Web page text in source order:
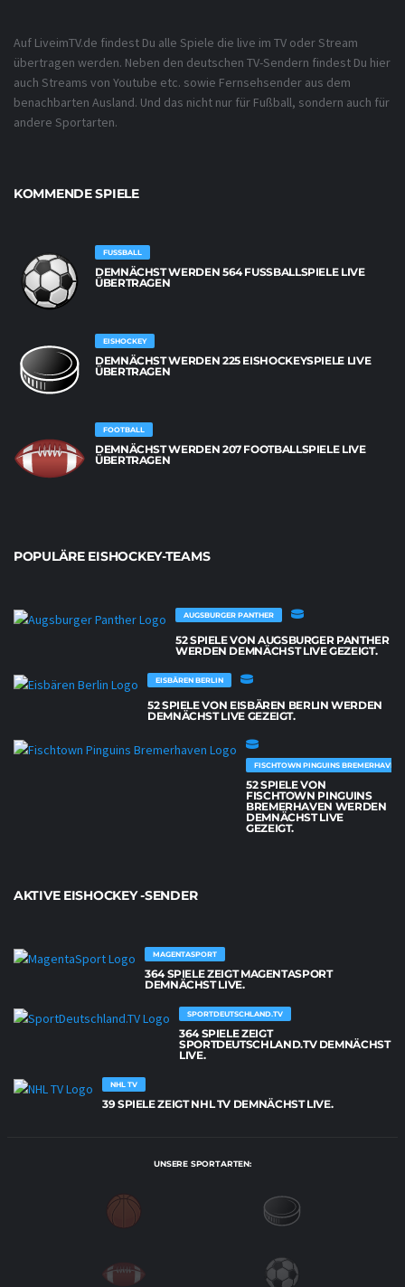
Auf LiveimTV.de findest Du alle Spiele die live im TV oder Stream
übertragen werden. Neben den deutschen TV-Sendern findest Du hier
auch Streams von Youtube etc. sowie Fernsehsender aus dem
benachbarten Ausland. Und das nicht nur für Fußball, sondern auch für
andere Sportarten.
KOMMENDE SPIELE
FUSSBALL
DEMNÄCHST WERDEN 564 FUSSBALLSPIELE LIVE Ü
BERTRAGEN
EISHOCKEY
DEMNÄCHST WERDEN 225 EISHOCKEYSPIELE LIVE
ÜBERTRAGEN
FOOTBALL
DEMNÄCHST WERDEN 207 FOOTBALLSPIELE LIVE
ÜBERTRAGEN
POPULÄRE EISHOCKEY-TEAMS
AUGSBURGER PANTHER
52 SPIELE VON AUGSBURGER PANTHER
WERDEN DEMNÄCHST LIVE GEZEIGT.
EISBÄREN BERLIN
52 SPIELE VON EISBÄREN BERLIN WERDEN
DEMNÄCHST LIVE GEZEIGT.
FISCHTOWN PINGUINS BREMERHAVEN
52 SPIELE VON
FISCHTOWN PINGUINS
BREMERHAVEN WERDEN
DEMNÄCHST LIVE
GEZEIGT.
AKTIVE EISHOCKEY -SENDER
MAGENTASPORT
364 SPIELE ZEIGT MAGENTASPORT
DEMNÄCHST LIVE.
SPORTDEUTSCHLAND.TV
364 SPIELE ZEIGT
SPORTDEUTSCHLAND.TV DEMNÄCHST
LIVE.
NHL TV
39 SPIELE ZEIGT NHL TV DEMNÄCHST LIVE.
UNSERE SPORTARTEN: